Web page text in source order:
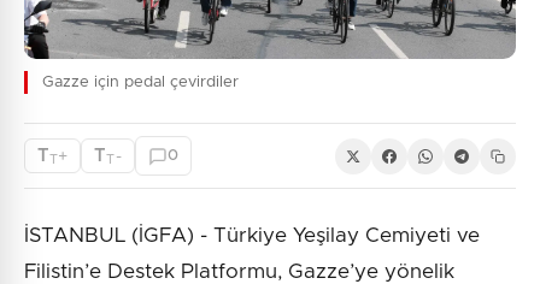
Gazze için pedal çevirdiler
TT+ TT - 0
İSTANBUL (İGFA) - Türkiye Yeşilay Cemiyeti ve
Filistin’e Destek Platformu, Gazze’ye yönelik